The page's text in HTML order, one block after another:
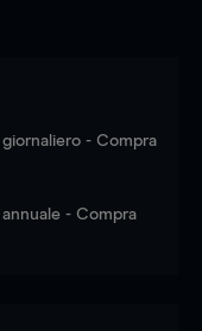
giornaliero - Compra
annuale - Compra